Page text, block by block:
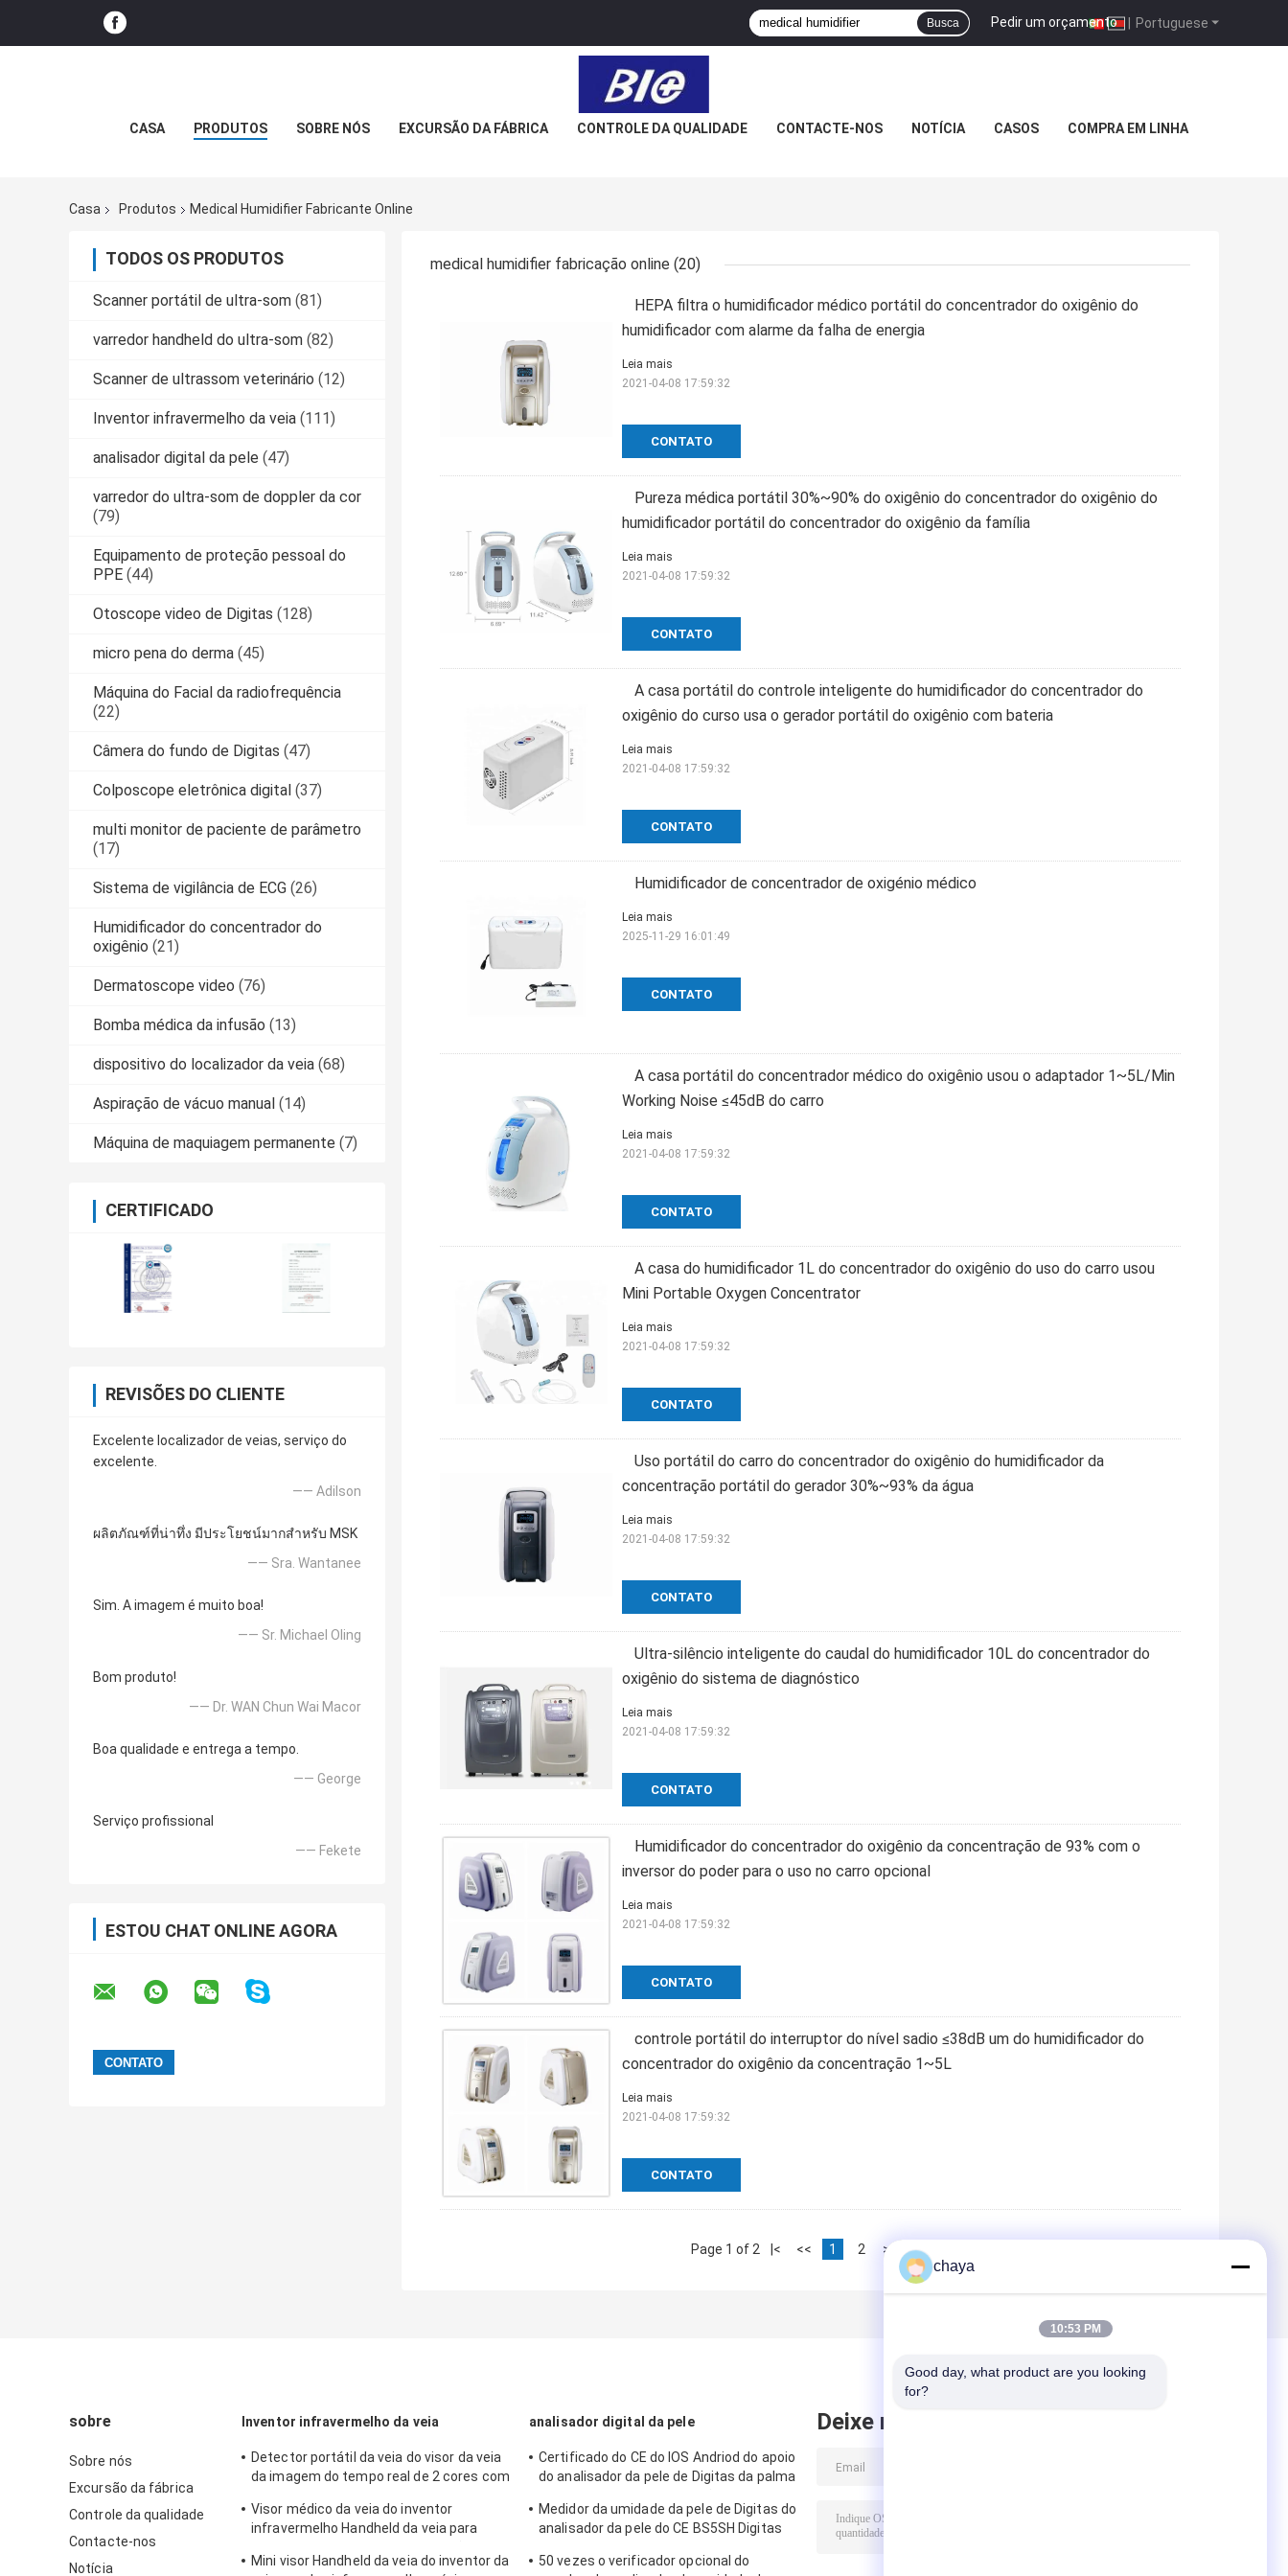
Portuguese
Pedir um orçamento |
Busca
CASA PRODUTOS SOBRE NÓS EXCURSÃO DA FÁBRICA CONTROLE DA QUALIDADE CONTACTE-NOS NOTÍCIA CASOS COMPRA EM LINHA
Casa Produtos Medical Humidifier Fabricante Online
TODOS OS PRODUTOS
Scanner portátil de ultra-som (81)
varredor handheld do ultra-som (82)
Scanner de ultrassom veterinário (12)
Inventor infravermelho da veia (111)
analisador digital da pele (47)
varredor do ultra-som de doppler da cor
(79)
Equipamento de proteção pessoal do
PPE (44)
Otoscope video de Digitas (128)
micro pena do derma (45)
Máquina do Facial da radiofrequência
(22)
Câmera do fundo de Digitas (47)
Colposcope eletrônica digital (37)
multi monitor de paciente de parâmetro
(17)
Sistema de vigilância de ECG (26)
Humidificador do concentrador do
oxigênio (21)
Dermatoscope video (76)
Bomba médica da infusão (13)
dispositivo do localizador da veia (68)
Aspiração de vácuo manual (14)
Máquina de maquiagem permanente (7)
CERTIFICADO
REVISÕES DO CLIENTE
Excelente localizador de veias, serviço do
excelente.
—— Adilson
ผลิตภัณฑ์ที่น่าทึ่ง มีประโยชน์มากสำหรับ MSK
—— Sra. Wantanee
Sim. A imagem é muito boa!
—— Sr. Michael Oling
Bom produto!
—— Dr. WAN Chun Wai Macor
Boa qualidade e entrega a tempo.
—— George
Serviço profissional
—— Fekete
ESTOU CHAT ONLINE AGORA
medical humidifier fabricação online (20)
HEPA filtra o humidificador médico portátil do concentrador do oxigênio do
humidificador com alarme da falha de energia
CONTATO
Leia mais
2021-04-08 17:59:32
Pureza médica portátil 30%~90% do oxigênio do concentrador do oxigênio do
humidificador portátil do concentrador do oxigênio da família
CONTATO
Leia mais
2021-04-08 17:59:32
A casa portátil do controle inteligente do humidificador do concentrador do
oxigênio do curso usa o gerador portátil do oxigênio com bateria
CONTATO
Leia mais
2021-04-08 17:59:32
Humidificador de concentrador de oxigénio médico
CONTATO
Leia mais
2025-11-29 16:01:49
A casa portátil do concentrador médico do oxigênio usou o adaptador 1~5L/Min
Working Noise ≤45dB do carro
CONTATO
Leia mais
2021-04-08 17:59:32
A casa do humidificador 1L do concentrador do oxigênio do uso do carro usou
Mini Portable Oxygen Concentrator
CONTATO
Leia mais
2021-04-08 17:59:32
Uso portátil do carro do concentrador do oxigênio do humidificador da
concentração portátil do gerador 30%~93% da água
CONTATO
Leia mais
2021-04-08 17:59:32
Ultra-silêncio inteligente do caudal do humidificador 10L do concentrador do
oxigênio do sistema de diagnóstico
CONTATO
Leia mais
2021-04-08 17:59:32
Humidificador do concentrador do oxigênio da concentração de 93% com o
inversor do poder para o uso no carro opcional
CONTATO
Leia mais
2021-04-08 17:59:32
controle portátil do interruptor do nível sadio ≤38dB um do humidificador do
concentrador do oxigênio da concentração 1~5L
CONTATO
Leia mais
2021-04-08 17:59:32
Page 1 of 2 |< << 1 2 >> >|
sobre
Sobre nós
Excursão da fábrica
Controle da qualidade
Contacte-nos
Notícia
Inventor infravermelho da veia
Detector portátil da veia do visor da veia
da imagem do tempo real de 2 cores com
Visor médico da veia do inventor
infravermelho Handheld da veia para
Mini visor Handheld da veia do inventor da
analisador digital da pele
Certificado do CE do IOS Andriod do apoio
do analisador da pele de Digitas da palma
Medidor da umidade da pele de Digitas do
analisador da pele do CE BS5SH Digitas
50 vezes o verificador opcional do
Deixe mensagem
chaya
10:53 PM
Good day, what product are you looking
for?